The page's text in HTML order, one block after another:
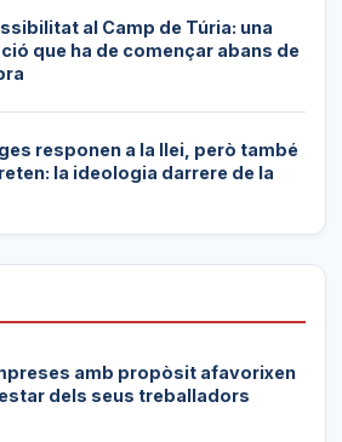
al Camp de Túria: una
que ha de començar abans de
responen a la llei, però també
la ideologia darrere de la
amb propòsit afavorixen
dels seus treballadors